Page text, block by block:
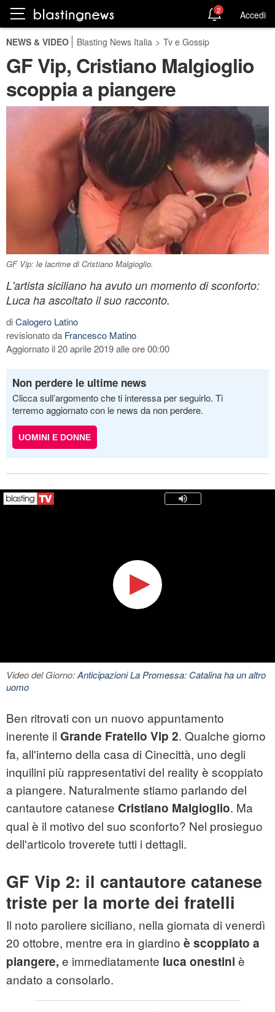
2 Accedi
NEWS & VIDEO Blasting News Italia > Tv e Gossip
GF Vip, Cristiano Malgioglio
scoppia a piangere
GF Vip: le lacrime di Cristiano Malgioglio.
L'artista siciliano ha avuto un momento di sconforto:
Luca ha ascoltato il suo racconto.
diCalogero Latino
revisionato da Francesco Matino
Aggiornato il 20 aprile 2019 alle ore 00:00
Non perdere le ultime news
Clicca sull’argomento che ti interessa per seguirlo. Ti
terremo aggiornato con le news da non perdere.
UOMINI E DONNE
Video del Giorno:Anticipazioni La Promessa: Catalina ha un altro
uomo
Ben ritrovati con un nuovo appuntamento
inerente il Grande Fratello Vip 2. Qualche giorno
fa, all'interno della casa di Cinecittà, uno degli
inquilini più rappresentativi del reality è scoppiato
a piangere. Naturalmente stiamo parlando del
cantautore catanese Cristiano Malgioglio. Ma
qual è il motivo del suo sconforto? Nel prosieguo
dell'articolo troverete tutti i dettagli.
GF Vip 2: il cantautore catanese
triste per la morte dei fratelli
Il noto paroliere siciliano, nella giornata di venerdì
20 ottobre, mentre era in giardino è scoppiato a
piangere, e immediatamente luca onestini è
andato a consolarlo.